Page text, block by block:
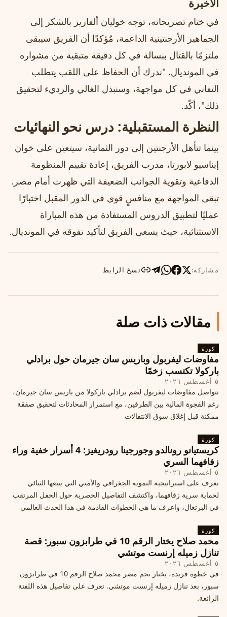
الأخيرة
في ختام تصريحاته، توجه خوليان ألفاريز بالشكر إلى
الجماهير الأرجنتينية الداعمة، مُؤكدًا أن الفريق سيبقى
ملتزمًا بالقتال ببسالة في كل دقيقة متبقية من مشواره
في المونديال. "ندرك أن الحفاظ على اللقب يتطلب
التفاني في كل مواجهة، وسنبذل الغالي والرديء لتحقيق
ذلك"، أكّد.
النظرة المستقبلية: درس نحو النهائيات
بينما تتأهل الأرجنتين إلى دور الثمانية، سيتعين على خوان
إيناسيو لابورتا، مدرب الفريق، إعادة تقييم المنظومة
الدفاعية وتقوية الجوانب الضعيفة التي ظهرت أمام مصر.
تبقى المواجهة مع منافسٍ قوي في الدور المقبل اختبارًا
عمليًا لتطبيق الدروس المستفادة من هذه المباراة
الاستثنائية، حيث يسعى الفريق لتأكيد تفوقه في المونديال.
مشاركة: نسخ الرابط
مقالات ذات صلة
كورة
مفاوضات ليفربول وباريس سان جيرمان حول برادلي
باركولا تكتسب زخمًا
٥ أغسطس ٢٠٢٦
تتواصل مفاوضات ليفربول لضم برادلي باركولا من باريس سان جيرمان،
رغم الفجوة المالية بين الطرفين، مع استمرار المحادثات لتحقيق صفقة
ممكنة قبل إغلاق سوق الانتقالات
كورة
كريستيانو رونالدو وجورجينا رودريغيز: 4 أسرار خفية وراء
زفافهما السري
٥ أغسطس ٢٠٢٦
تعرف على استراتيجية التمويه الجغرافي والأمني التي يتبعها الثنائي
لحماية سرية زفافهما، واكتشف التفاصيل الحصرية حول الحفل المرتقب
في البرتغال، واعرف ما هي الخطوات القادمة في هذا الحدث العالمي
كورة
محمد صلاح يختار الرقم 10 في طرابزون سبور: قصة
تنازل زميله إرنست موتشي
٥ أغسطس ٢٠٢٦
في خطوة فريدة، يختار نجم مصر محمد صلاح الرقم 10 في طرابزون
سبور، بعد تنازل زميله إرنست موتشي. تعرف على تفاصيل هذه اللفتة
الرائعة.